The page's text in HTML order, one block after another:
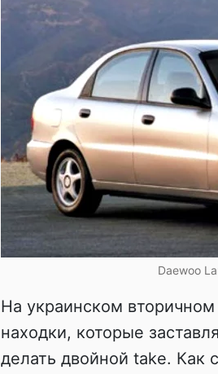
Daewoo
На украинском
находки, которые
делать двойной take. Как